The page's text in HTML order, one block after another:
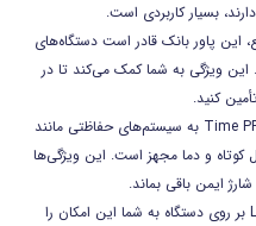
بسیار کاربردی است.
این پاور بانک قادر است دستگاه‌های
این ویژگی به شما کمک می‌کند تا در
کنید.
حفاظت چندگانه: پاور بانک مدل Time PPL-19 به سیستم‌های حفاظتی مانند
کوتاه و دما مجهز است. این ویژگی‌ها
ایمن باقی بماند.
LED نشانگر وضعیت: وجود نشانگر LED بر روی دستگاه به شما این امکان را